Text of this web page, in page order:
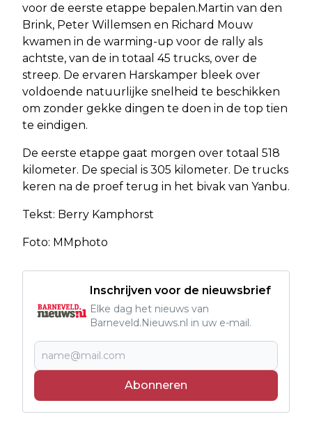
voor de eerste etappe bepalen.Martin van den
Brink, Peter Willemsen en Richard Mouw
kwamen in de warming-up voor de rally als
achtste, van de in totaal 45 trucks, over de
streep. De ervaren Harskamper bleek over
voldoende natuurlijke snelheid te beschikken
om zonder gekke dingen te doen in de top tien
te eindigen.
De eerste etappe gaat morgen over totaal 518
kilometer. De special is 305 kilometer. De trucks
keren na de proef terug in het bivak van Yanbu.
Tekst: Berry Kamphorst
Foto: MMphoto
Inschrijven voor de nieuwsbrief
Elke dag het nieuws van
Barneveld.Nieuws.nl in uw e-mail.
Abonneren